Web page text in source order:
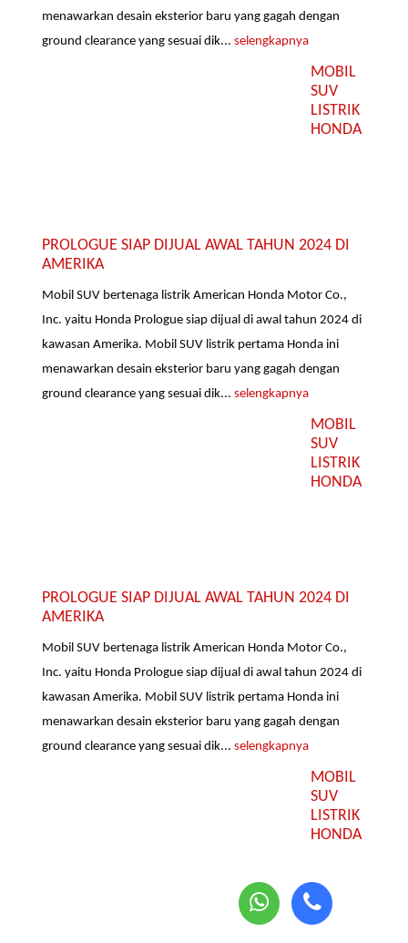
menawarkan desain eksterior baru yang gagah dengan
ground clearance yang sesuai dik...selengkapnya
MOBIL
SUV
LISTRIK
HONDA
PROLOGUE SIAP DIJUAL AWAL TAHUN 2024 DI
AMERIKA
Mobil SUV bertenaga listrik American Honda Motor Co.,
Inc. yaitu Honda Prologue siap dijual di awal tahun 2024 di
kawasan Amerika. Mobil SUV listrik pertama Honda ini
menawarkan desain eksterior baru yang gagah dengan
ground clearance yang sesuai dik...selengkapnya
MOBIL
SUV
LISTRIK
HONDA
PROLOGUE SIAP DIJUAL AWAL TAHUN 2024 DI
AMERIKA
Mobil SUV bertenaga listrik American Honda Motor Co.,
Inc. yaitu Honda Prologue siap dijual di awal tahun 2024 di
kawasan Amerika. Mobil SUV listrik pertama Honda ini
menawarkan desain eksterior baru yang gagah dengan
ground clearance yang sesuai dik...selengkapnya
MOBIL
SUV
LISTRIK
HONDA